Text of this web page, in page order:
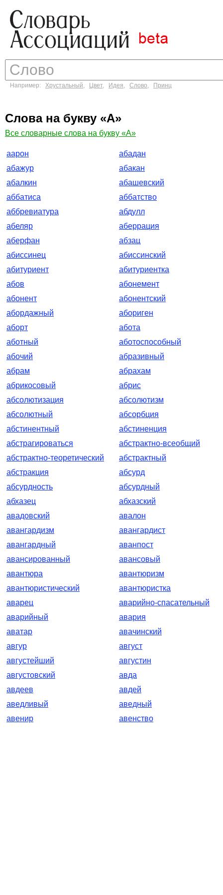
Например: Хрустальный, Цвет, Идея, Слово, Принц
Слова на букву «А»
Все словарные слова на букву «А»
аарон
абадан
абажур
абакан
абалкин
абашевский
аббатиса
аббатство
аббревиатура
абдулл
абеляр
аберрация
аберфан
абзац
абиссинец
абиссинский
абитуриент
абитуриентка
абов
абонемент
абонент
абонентский
абордажный
абориген
аборт
абота
аботный
аботоспособный
абочий
абразивный
абрам
абрахам
абрикосовый
абрис
абсолютизация
абсолютизм
абсолютный
абсорбция
абстинентный
абстиненция
абстрагироваться
абстрактно-всеобщий
абстрактно-теоретический
абстрактный
абстракция
абсурд
абсурдность
абсурдный
абхазец
абхазский
авадовский
авалон
авангардизм
авангардист
авангардный
аванпост
авансированный
авансовый
авантюра
авантюризм
авантюристический
авантюристка
аварец
аварийно-спасательный
аварийный
авария
аватар
авачинский
авгур
август
августейший
августин
августовский
авда
авдеев
авдей
аведливый
аведный
авенир
авенство